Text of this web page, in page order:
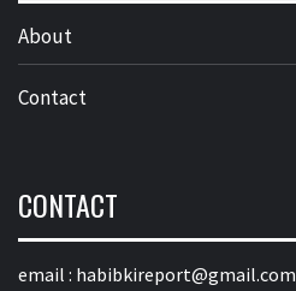
About
Contact
CONTACT
email : habibkireport@gmail.com